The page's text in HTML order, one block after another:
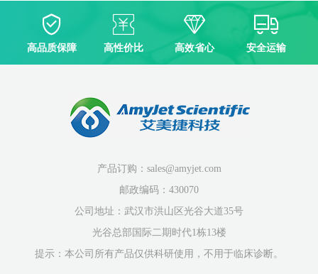
高品质保障 高性价比 高效省心 安全运输
产品订购：sales@amyjet.com
邮政编码：430070
公司地址：武汉市洪山区光谷大道35号
光谷总部国际二期时代1栋13楼
提示：本公司所有产品仅供科研使用，不用于临床诊断。